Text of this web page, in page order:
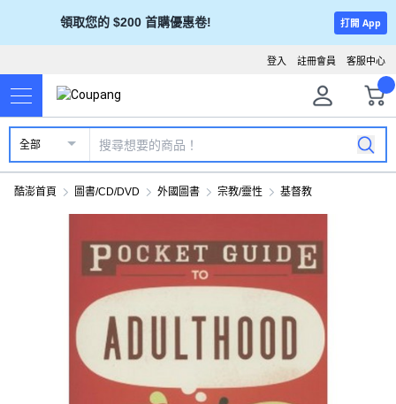
領取您的 $200 首購優惠卷! 打開 App
客服中心
註冊會員
登入
全部
酷澎首頁 圖書/CD/DVD 外國圖書 宗教/靈性 基督教